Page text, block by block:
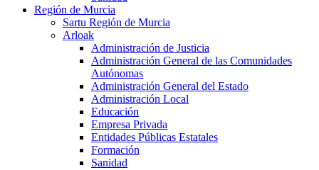
Región de Murcia
Sartu Región de Murcia
Arloak
Administración de Justicia
Administración General de las Comunidades
Autónomas
Administración General del Estado
Administración Local
Educación
Empresa Privada
Entidades Públicas Estatales
Formación
Sanidad